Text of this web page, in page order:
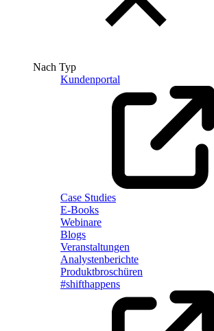
Nach Typ
Kundenportal
Case Studies
E-Books
Webinare
Blogs
Veranstaltungen
Analystenberichte
Produktbroschüren
#shifthappens